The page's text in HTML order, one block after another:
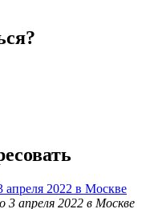
апреля 2022 в Москве